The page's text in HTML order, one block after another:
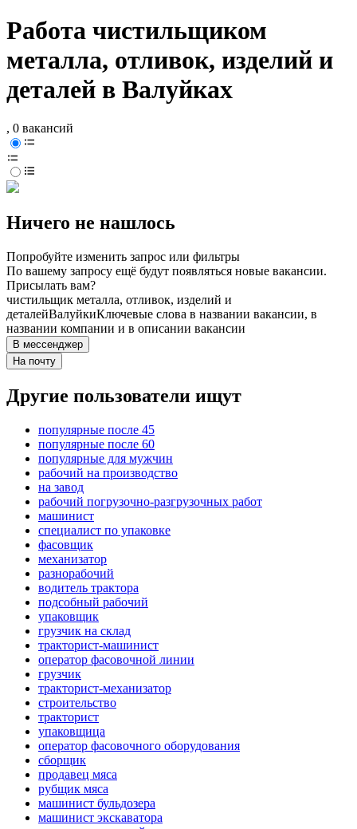
Работа чистильщиком
металла, отливок, изделий и
деталей в Валуйках
, 0 вакансий
Ничего не нашлось
Попробуйте изменить запрос или фильтры
По вашему запросу ещё будут появляться новые вакансии.
Присылать вам?
чистильщик металла, отливок, изделий и
деталейВалуйкиКлючевые слова в названии вакансии, в
названии компании и в описании вакансии
В мессенджер
На почту
Другие пользователи ищут
популярные после 45
популярные после 60
популярные для мужчин
рабочий на производство
на завод
рабочий погрузочно-разгрузочных работ
машинист
специалист по упаковке
фасовщик
механизатор
разнорабочий
водитель трактора
подсобный рабочий
упаковщик
грузчик на склад
тракторист-машинист
оператор фасовочной линии
грузчик
тракторист-механизатор
строительство
тракторист
упаковщица
оператор фасовочного оборудования
сборщик
продавец мяса
рубщик мяса
машинист бульдозера
машинист экскаватора